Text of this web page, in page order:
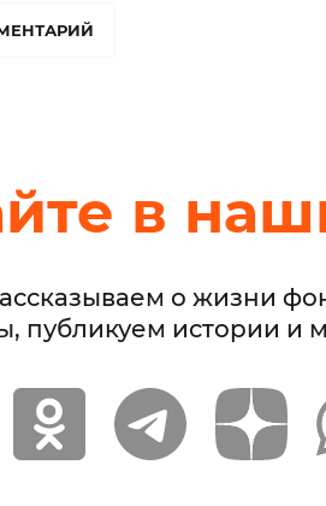
в
о жизни
публикуем истории и